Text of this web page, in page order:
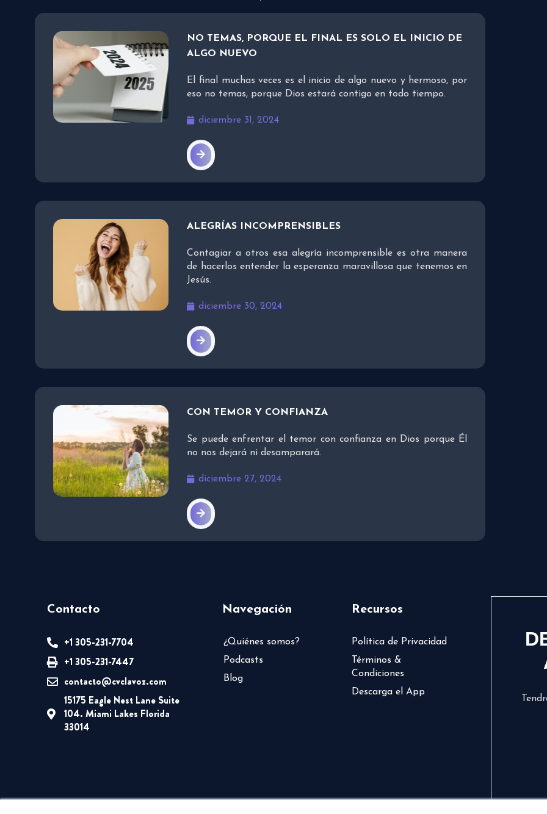
NO TEMAS, PORQUE EL FINAL ES SOLO EL INICIO DE
ALGO NUEVO
El final muchas veces es el inicio de algo nuevo y hermoso, por
eso no temas, porque Dios estará contigo en todo tiempo.
diciembre 31, 2024
ALEGRÍAS INCOMPRENSIBLES
Contagiar a otros esa alegría incomprensible es otra manera
de hacerlos entender la esperanza maravillosa que tenemos en
Jesús.
diciembre 30, 2024
CON TEMOR Y CONFIANZA
Se puede enfrentar el temor con confianza en Dios porque Él
no nos dejará ni desamparará.
diciembre 27, 2024
Contacto
+1 305-231-7704
+1 305-231-7447
contacto@cvclavoz.com
15175 Eagle Nest Lane Suite
104. Miami Lakes Florida
33014
Navegación
¿Quiénes somos?
Podcasts
Blog
Recursos
Política de Privacidad
Términos &
Condiciones
Descarga el App